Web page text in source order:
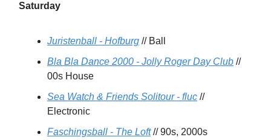
Saturday
Juristenball - Hofburg // Ball
Bla Bla Dance 2000 - Jolly Roger Day Club //
00s House
Sea Watch & Friends Solitour - fluc //
Electronic
Faschingsball - The Loft// 90s, 2000s